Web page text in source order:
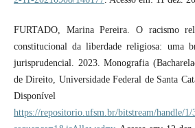
FURTADO, Marina Pereira. O racismo
constitucional da liberdade religiosa: uma
jurisprudencial. 2023. Monografia
de Direito, Universidade Federal de Santa
https://repositorio.ufsm.br/bitstream/handle/